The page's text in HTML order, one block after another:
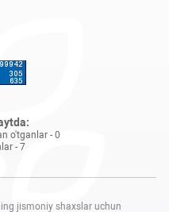
o'tganlar - 0
- 7
jismoniy shaxslar uchun